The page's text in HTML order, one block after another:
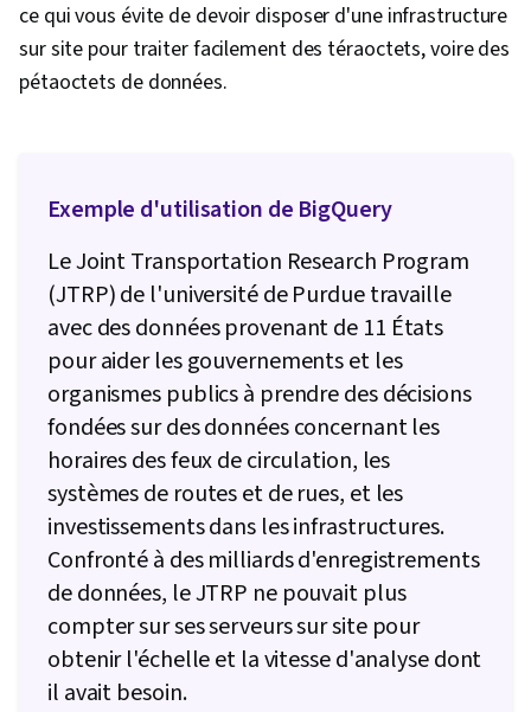
statistique des machines, Nettoyage des
données, Prétraitement des données, Modèle
statistique, Importation/exportation de
données, Probabilités et statistiques,
Manipulation de données, Traitement des
données, Méthodes statistiques, Statistiques,
Mesure de la performance, Big Data,
Modélisation statistique, Apprentissage par
transfert, Vision par ordinateur, Intelligence
artificielle et apprentissage automatique
(IA/ML), Analyse d'images, Intelligence
artificielle, Mise au point
ce qui vous évite de devoir disposer d'une infrastructure
sur site pour traiter facilement des téraoctets, voire des
pétaoctets de données.
Exemple d'utilisation de BigQuery
Le Joint Transportation Research Program
(JTRP) de l'université de Purdue travaille
avec des données provenant de 11 États
pour aider les gouvernements et les
organismes publics à prendre des décisions
fondées sur des données concernant les
horaires des feux de circulation, les
systèmes de routes et de rues, et les
investissements dans les infrastructures.
Confronté à des milliards d'enregistrements
de données, le JTRP ne pouvait plus
compter sur ses serveurs sur site pour
obtenir l'échelle et la vitesse d'analyse dont
il avait besoin.